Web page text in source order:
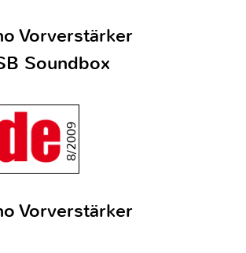
Vorverstärker
Soundbox
8/2009
Vorverstärker